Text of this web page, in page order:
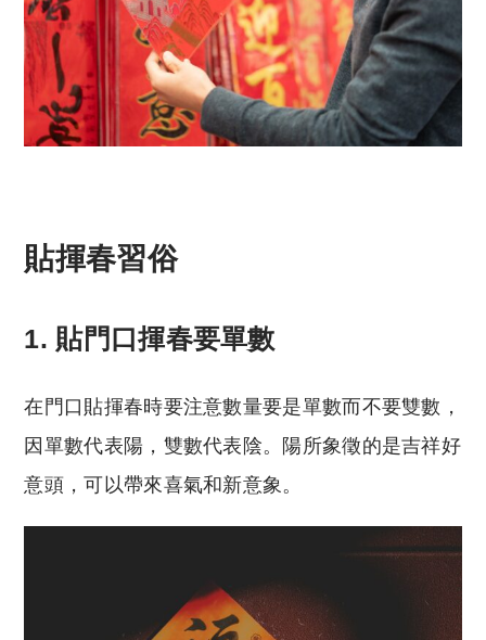
貼揮春習俗
1. 貼門口揮春要單數
在門口貼揮春時要注意數量要是單數而不要雙數，
因單數代表陽，雙數代表陰。陽所象徵的是吉祥好
意頭，可以帶來喜氣和新意象。